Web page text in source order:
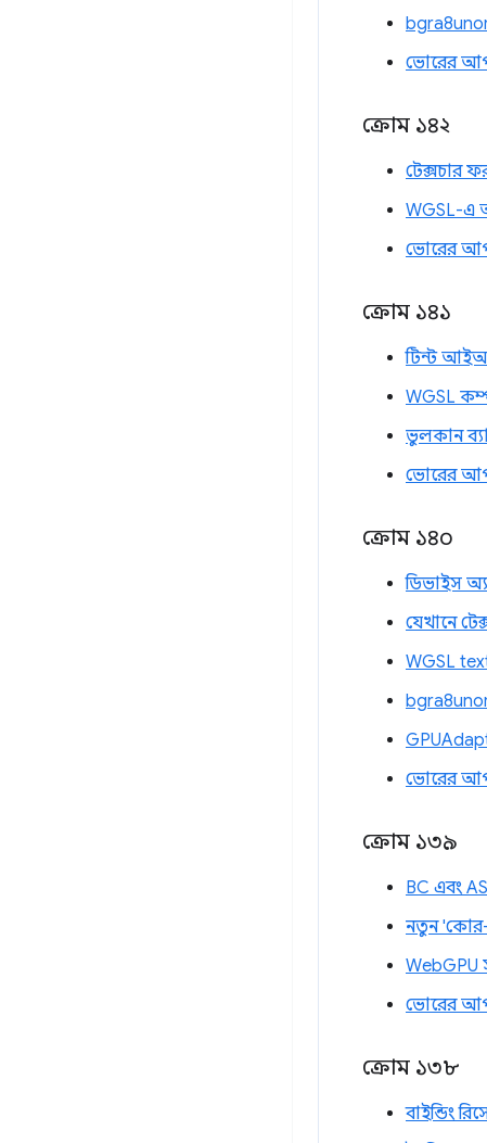
ভোরের
ক্রোম ১৪২
টেক্সচার
WGSL-এ
ভোরের
ক্রোম ১৪১
টিন্ট
WGSL
ভুলকান
ভোরের
ক্রোম ১৪০
ডিভাইস
যেখানে
WGSL
ভোরের
ক্রোম ১৩৯
BC এবং
নতুন 'কোর-
WebGPU
ভোরের
ক্রোম ১৩৮
বাইন্ডিং